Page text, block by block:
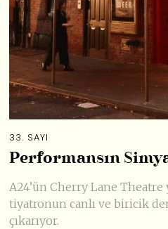
33. SAYI
Performansın
A24’ün Cherry Lane Theatre
tiyatronun canlı ve biricik
çıkarıyor.